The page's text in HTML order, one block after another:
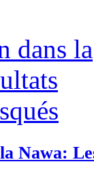
Nawa: